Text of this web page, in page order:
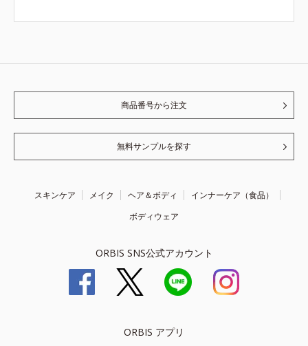
商品番号から注文
無料サンプルを探す
スキンケア メイク ヘア＆ボディ
インナーケア（食品）
ボディウェア
ORBIS SNS公式アカウント
ORBIS アプリ